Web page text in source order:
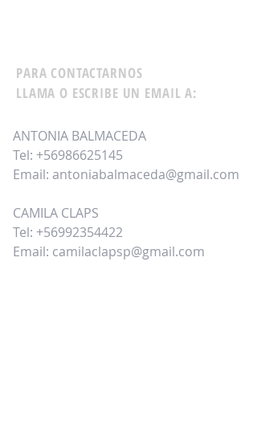
PARA CONTACTARNOS
LLAMA O ESCRIBE UN EMAIL A:
ANTONIA BALMACEDA
Tel: +56986625145
Email: antoniabalmaceda@gmail.com
CAMILA CLAPS
Tel: +56992354422
Email: camilaclapsp@gmail.com